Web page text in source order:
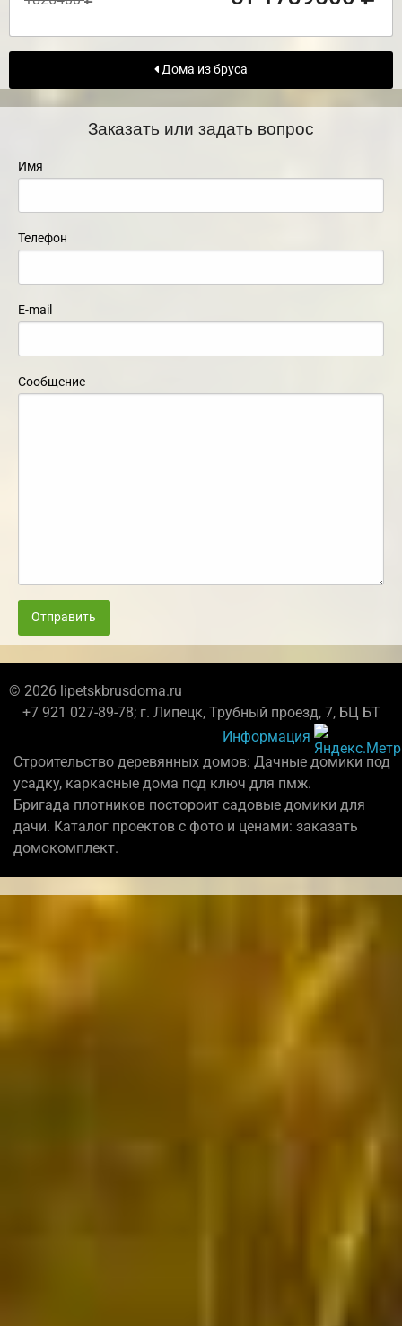
Дома из бруса
Заказать или задать вопрос
Имя
Телефон
E-mail
Сообщение
Отправить
© 2026 lipetskbrusdoma.ru
+7 921 027-89-78; г. Липецк, Трубный проезд, 7, БЦ БТ
Информация
Строительство деревянных домов: Дачные домики под
усадку, каркасные дома под ключ для пмж.
Бригада плотников постороит садовые домики для
дачи. Каталог проектов с фото и ценами: заказать
домокомплект.